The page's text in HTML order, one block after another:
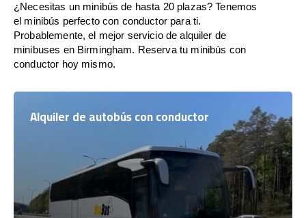
¿Necesitas un minibús de hasta 20 plazas? Tenemos
el minibús perfecto con conductor para ti.
Probablemente, el mejor servicio de alquiler de
minibuses en Birmingham. Reserva tu minibús con
conductor hoy mismo.
Alquiler de autobús con conductor